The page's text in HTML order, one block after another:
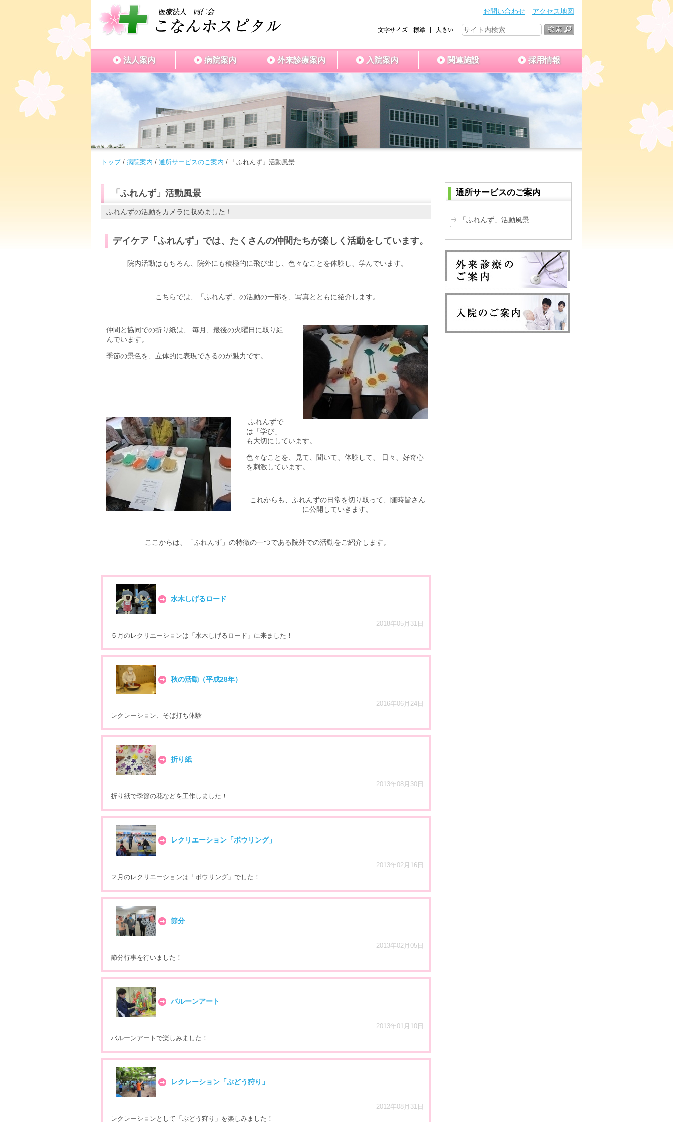
お問い合わせ
アクセス地図
法人案内 病院案内 外来診療案内 入院案内 関連施設 採用情報
現トップ / 病院案内 / 通所サービスのご案内 / 「ふれんず」活動風景
「ふれんず」活動風景
ふれんずの活動をカメラに収めました！
デイケア「ふれんず」では、たくさんの仲間たちが楽しく活動をしています。
院内活動はもちろん、院外にも積極的に飛び出し、色々なことを体験し、学んでいます。
こちらでは、「ふれんず」の活動の一部を、写真とともに紹介します。
仲間と協同での折り紙は、 毎月、最後の火曜日に取り組
んでいます。
季節の景色を、立体的に表現できるのが魅力です。
ふれんずで
は「学び」
も大切にしています。
色々なことを、見て、聞いて、体験して、 日々、好奇心
を刺激しています。
これからも、ふれんずの日常を切り取って、随時皆さん
に公開していきます。
ここからは、「ふれんず」の特徴の一つである院外での活動をご紹介します。
水木しげるロード
2018年05月31日
５月のレクリエーションは「水木しげるロード」に来ました！
秋の活動（平成28年）
2016年06月24日
レクレーション、そば打ち体験
折り紙
2013年08月30日
折り紙で季節の花などを工作しました！
レクリエーション「ボウリング」
2013年02月16日
２月のレクリエーションは「ボウリング」でした！
節分
2013年02月05日
節分行事を行いました！
バルーンアート
2013年01月10日
バルーンアートで楽しみました！
レクレーション「ぶどう狩り」
2012年08月31日
レクレーションとして「ぶどう狩り」を楽しみました！
通所サービスのご案内
「ふれんず」活動風景